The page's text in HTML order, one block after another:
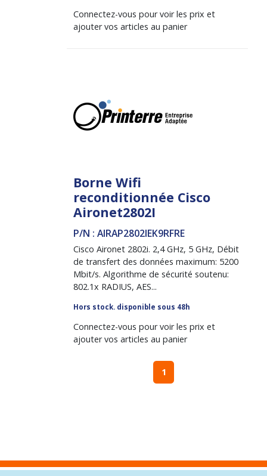
Connectez-vous pour voir les prix et
ajouter vos articles au panier
Borne Wifi
reconditionnée Cisco
Aironet2802I
P/N : AIRAP2802IEK9RFRE
Cisco Aironet 2802i. 2,4 GHz, 5 GHz, Débit
de transfert des données maximum: 5200
Mbit/s. Algorithme de sécurité soutenu:
802.1x RADIUS, AES...
Hors stock. disponible sous 48h
Connectez-vous pour voir les prix et
ajouter vos articles au panier
1